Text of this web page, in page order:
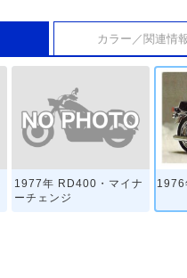
カラー／関連情
1977年 RD400・マイナ
ーチェンジ
1976